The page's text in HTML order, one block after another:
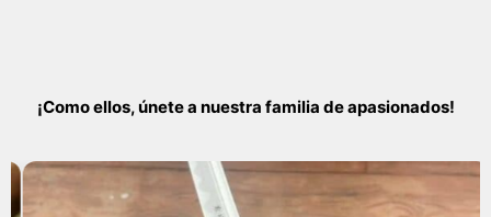
¡Como ellos, únete a nuestra familia de apasionados!